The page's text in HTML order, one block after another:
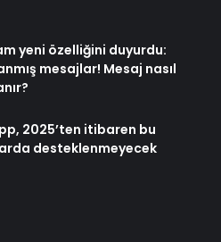
yeni özelliğini duyurdu:
mesajlar! Mesaj nasıl
2025’ten itibaren bu
desteklenmeyecek